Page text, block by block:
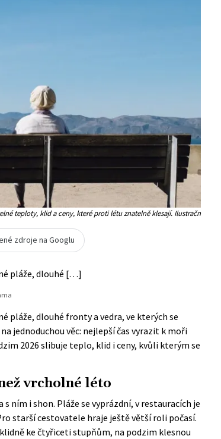
teploty, klid a ceny, které proti létu znatelně klesají. Ilustračn
zdroje na Googlu
pláže, dlouhé […]
pláže, dlouhé fronty a vedra, ve kterých se
jednoduchou věc: nejlepší čas vyrazit k moři
2026 slibuje teplo, klid i ceny, kvůli kterým se
vrcholné léto
ním i shon. Pláže se vyprázdní, v restauracích je
starší cestovatele hraje ještě větší roli počasí.
ke čtyřiceti stupňům, na podzim klesnou